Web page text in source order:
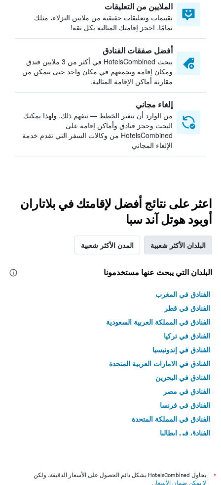
الملايين من التعليقات
تقييمات وتعليقات حقيقية من ملايين النزلاء، مثلك
تمامًا. احجز إقامتك المثالية بكل ثقة!
أفضل صفقات الفنادق
يبحث HotelsCombined في أكثر من 3 ملايين فندق
ومكان إقامة ويجمعهم في مكان واحد حتى تتمكن من
مقارنة أماكن الإقامة المثالية.
إلغاء مجاني
من الوارد أن تتغير الخطط — نتفهم ذلك. ولهذا يمكنك
البحث وحجز فنادق وأماكن إقامة على
HotelsCombined من وكالات السفر التي تقدم خدمة
الإلغاء المجاني
اعثر على نتائج أفضل لإقامتك في بلاتاران
أوبود هوتل آند سبا
البلدان الأكثر شعبية المدن الأكثر شعبية
البلدان التي يبحث عنها مستخدمونا
الفنادق في المغرب
الفنادق في قطر
الفنادق في المملكة العربية السعودية
الفنادق في تركيا
الفنادق في إندونيسيا
الفنادق في الامارات العربية المتحدة
الفنادق في البحرين
الفنادق في مصر
الفنادق في فرنسا
الفنادق في المملكة المتحدة
الفنادق في إيطاليا
*
يحاول HotelsCombined بشكل دائم الحصول على الأسعار الدقيقة، ولكن
لا يمكن ضمان الأسعار .